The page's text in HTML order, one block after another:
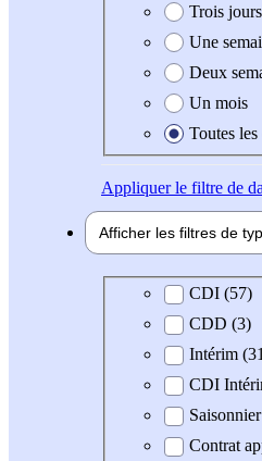
Trois jours
Une
Deux
Un mois
Toutes
Appliquerle filtre de
Afficher les filtres de
Type de contratCDI (57)
CDD (3)
Intérim
CDI
Saisonnier
Contrat